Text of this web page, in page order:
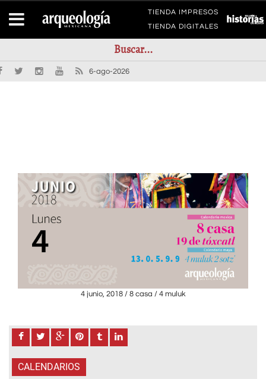
TIENDA IMPRESOS
TIENDA DIGITALES
6-ago-2026
4 junio, 2018 / 8 casa / 4 muluk
CALENDARIOS